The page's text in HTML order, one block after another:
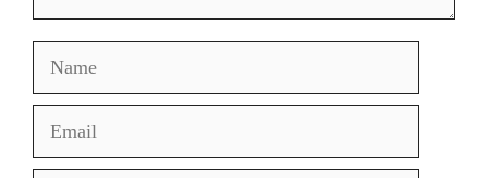
Name
Email